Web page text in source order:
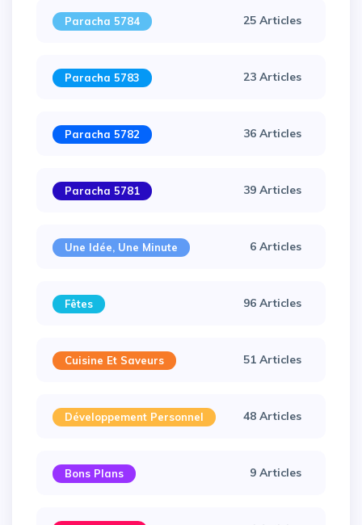
Paracha 5784 25 Articles
Paracha 5783 23 Articles
Paracha 5782 36 Articles
Paracha 5781 39 Articles
Une Idée, Une Minute 6 Articles
Fêtes 96 Articles
Cuisine Et Saveurs 51 Articles
Développement Personnel 48 Articles
Bons Plans 9 Articles